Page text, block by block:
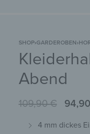
SCHNEIDEBRETTER
SHOP›GARDEROBEN›
Abend
109,90€ 94,90
4 mm dickes